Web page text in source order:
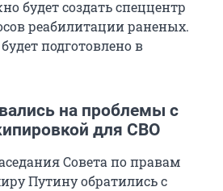
будет создать спеццентр
реабилитации раненых.
подготовлено в
на проблемы с
для СВО
Совета по правам
Путину обратились с